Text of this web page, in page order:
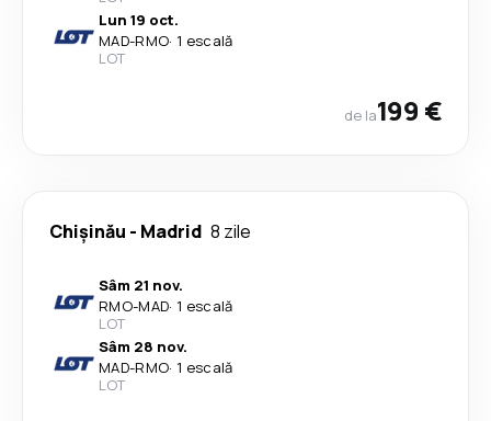
Lun 19 oct.
MAD-RMO· 1 escală
LOT
de la199 €
Chişinău - Madrid 8 zile
Sâm 21 nov.
RMO-MAD· 1 escală
LOT
Sâm 28 nov.
MAD-RMO· 1 escală
LOT